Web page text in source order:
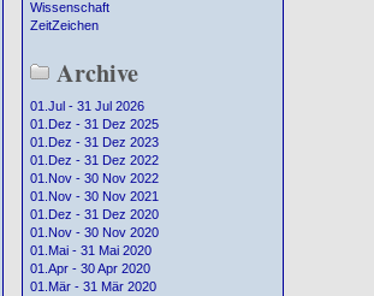
Wissenschaft
ZeitZeichen
Archive
01.Jul - 31 Jul 2026
01.Dez - 31 Dez 2025
01.Dez - 31 Dez 2023
01.Dez - 31 Dez 2022
01.Nov - 30 Nov 2022
01.Nov - 30 Nov 2021
01.Dez - 31 Dez 2020
01.Nov - 30 Nov 2020
01.Mai - 31 Mai 2020
01.Apr - 30 Apr 2020
01.Mär - 31 Mär 2020